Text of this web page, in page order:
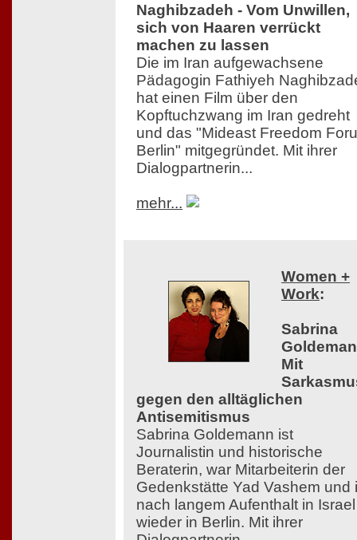
Naghibzadeh - Vom Unwillen,
sich von Haaren verrückt
machen zu lassen
Die im Iran aufgewachsene
Pädagogin Fathiyeh
hat einen Film über den
Kopftuchzwang im Iran gedreht
und das "Mideast Freedom
Berlin" mitgegründet. Mit ihrer
Dialogpartnerin...
mehr...
Women +
Work:
Sabrina
Mit
gegen den alltäglichen
Antisemitismus
Sabrina Goldemann ist
Journalistin und historische
Beraterin, war Mitarbeiterin der
Gedenkstätte Yad Vashem und
nach langem Aufenthalt in Israel
wieder in Berlin. Mit ihrer